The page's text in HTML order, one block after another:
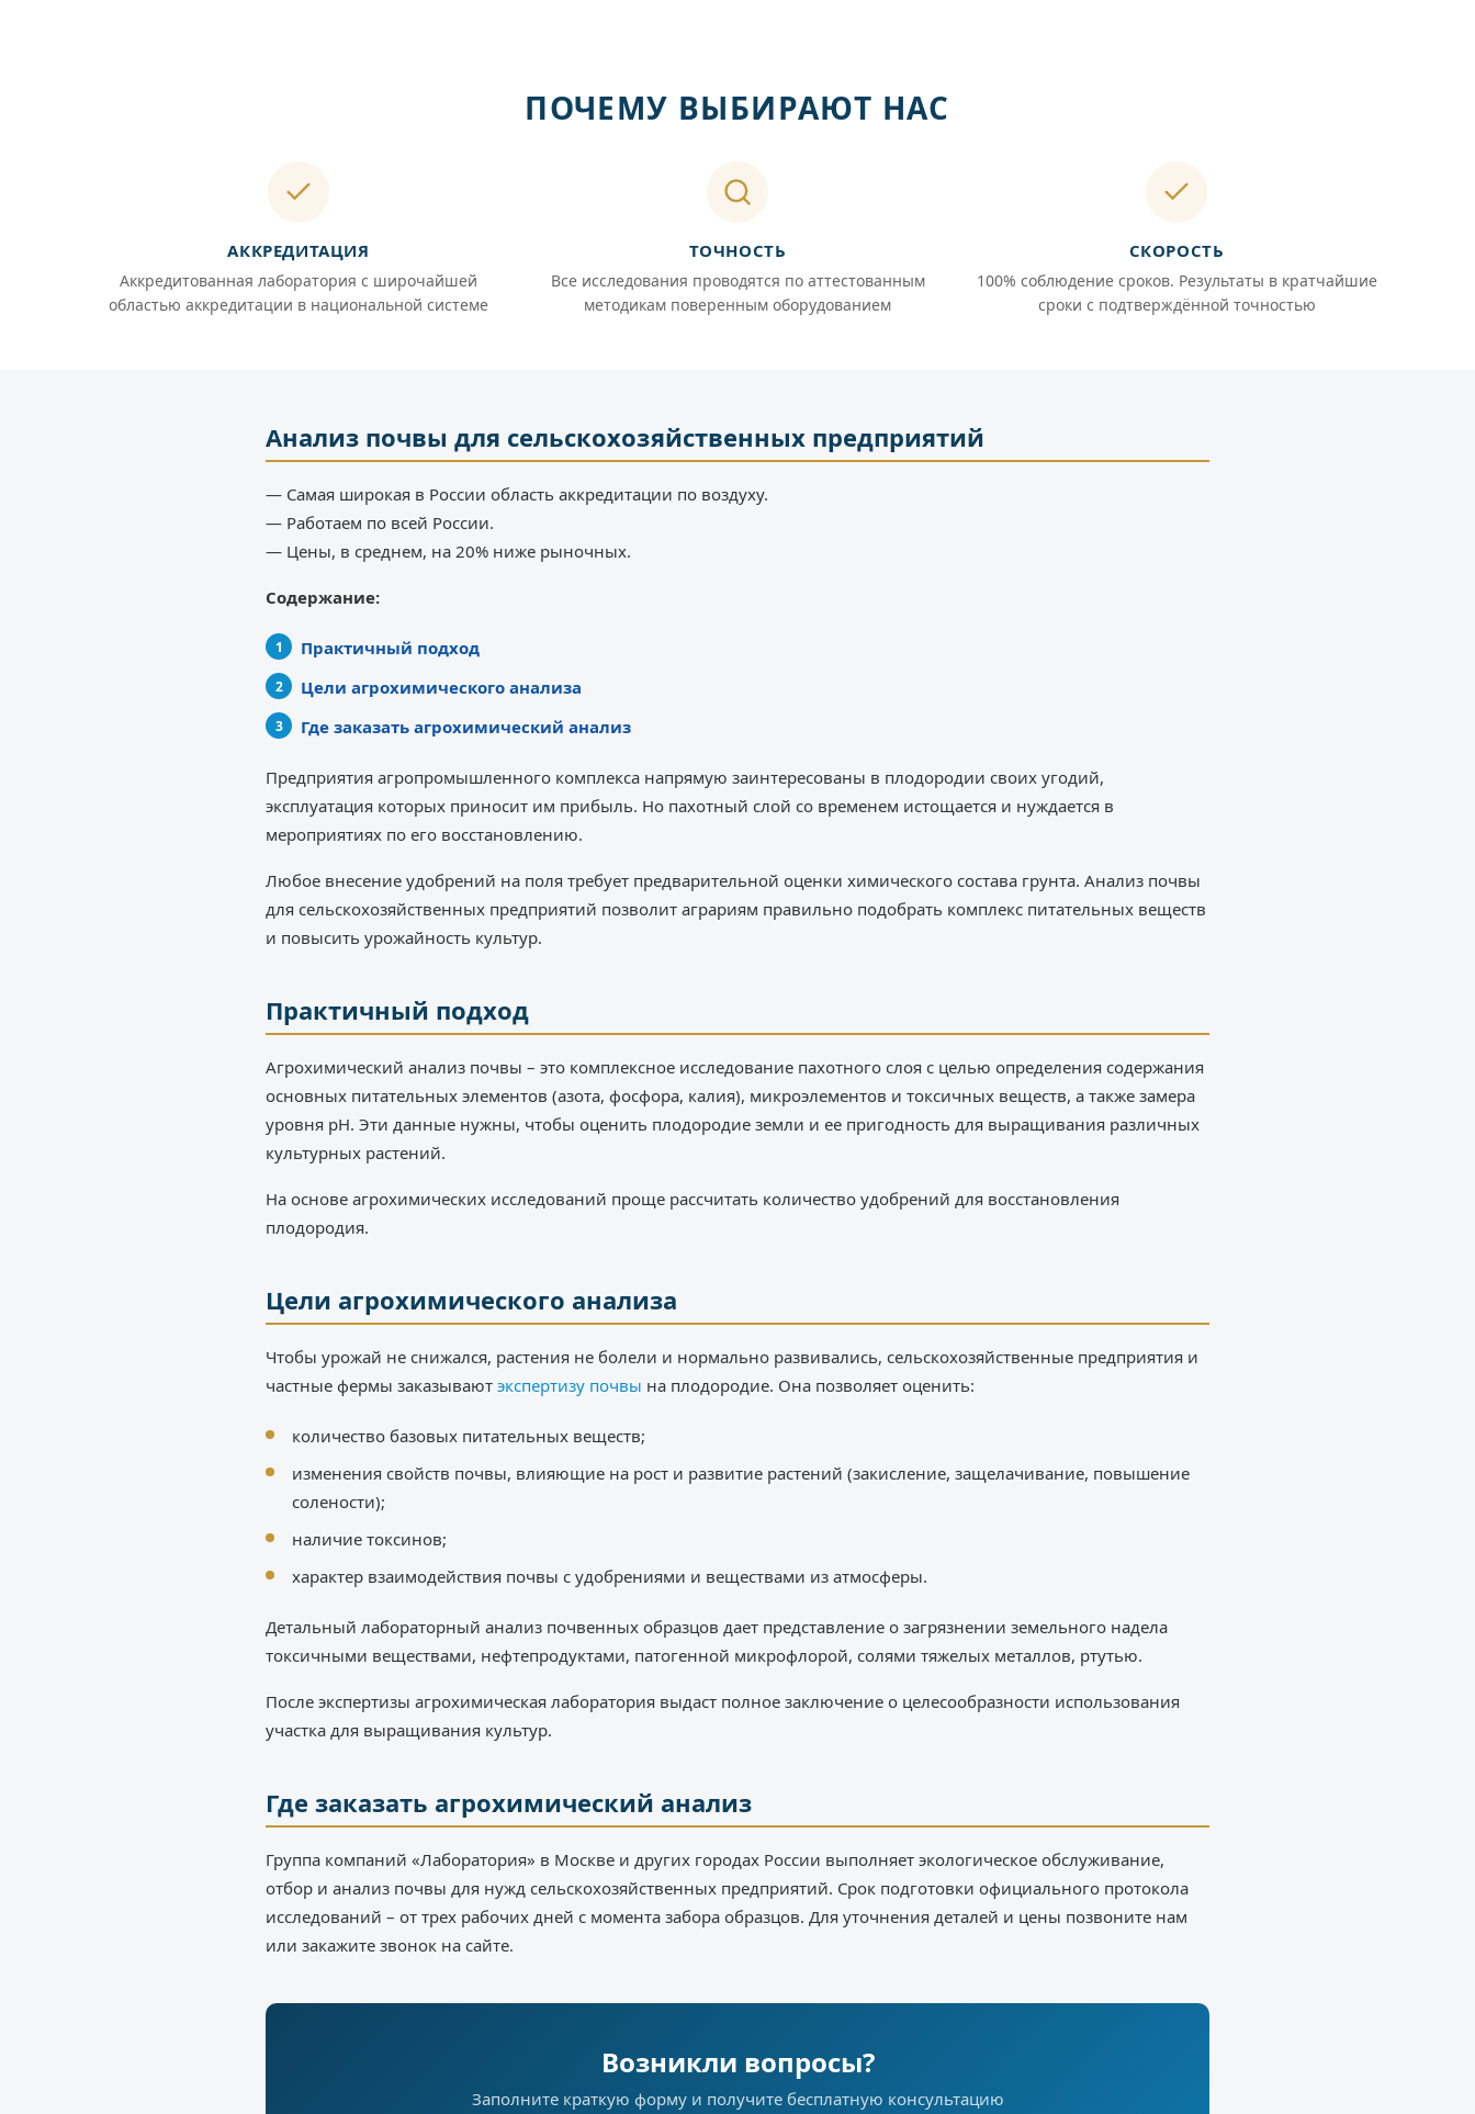
ПОЧЕМУ ВЫБИРАЮТ НАС
АККРЕДИТАЦИЯ
Аккредитованная лаборатория с широчайшей
областью аккредитации в национальной системе
ТОЧНОСТЬ
Все исследования проводятся по аттестованным
методикам поверенным оборудованием
СКОРОСТЬ
100% соблюдение сроков. Результаты в кратчайшие
сроки с подтверждённой точностью
Анализ почвы для сельскохозяйственных предприятий
— Самая широкая в России область аккредитации по воздуху.
— Работаем по всей России.
— Цены, в среднем, на 20% ниже рыночных.
Содержание:
Практичный подход
Цели агрохимического анализа
Где заказать агрохимический анализ
Предприятия агропромышленного комплекса напрямую заинтересованы в плодородии своих угодий,
эксплуатация которых приносит им прибыль. Но пахотный слой со временем истощается и нуждается в
мероприятиях по его восстановлению.
Любое внесение удобрений на поля требует предварительной оценки химического состава грунта. Анализ почвы
для сельскохозяйственных предприятий позволит аграриям правильно подобрать комплекс питательных веществ
и повысить урожайность культур.
Практичный подход
Агрохимический анализ почвы – это комплексное исследование пахотного слоя с целью определения содержания
основных питательных элементов (азота, фосфора, калия), микроэлементов и токсичных веществ, а также замера
уровня рН. Эти данные нужны, чтобы оценить плодородие земли и ее пригодность для выращивания различных
культурных растений.
На основе агрохимических исследований проще рассчитать количество удобрений для восстановления
плодородия.
Цели агрохимического анализа
Чтобы урожай не снижался, растения не болели и нормально развивались, сельскохозяйственные предприятия и
частные фермы заказывают экспертизу почвы на плодородие. Она позволяет оценить:
количество базовых питательных веществ;
изменения свойств почвы, влияющие на рост и развитие растений (закисление, защелачивание, повышение
солености);
наличие токсинов;
характер взаимодействия почвы с удобрениями и веществами из атмосферы.
Детальный лабораторный анализ почвенных образцов дает представление о загрязнении земельного надела
токсичными веществами, нефтепродуктами, патогенной микрофлорой, солями тяжелых металлов, ртутью.
После экспертизы агрохимическая лаборатория выдаст полное заключение о целесообразности использования
участка для выращивания культур.
Где заказать агрохимический анализ
Группа компаний «Лаборатория» в Москве и других городах России выполняет экологическое обслуживание,
отбор и анализ почвы для нужд сельскохозяйственных предприятий. Срок подготовки официального протокола
исследований – от трех рабочих дней с момента забора образцов. Для уточнения деталей и цены позвоните нам
или закажите звонок на сайте.
Возникли вопросы?
Заполните краткую форму и получите бесплатную консультацию